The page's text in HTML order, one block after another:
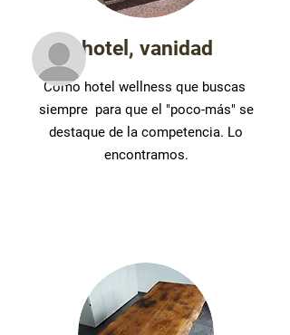
hotel, vanidad
Como hotel wellness que buscas
siempre para que el "poco-más" se
destaque de la competencia. Lo
encontramos.